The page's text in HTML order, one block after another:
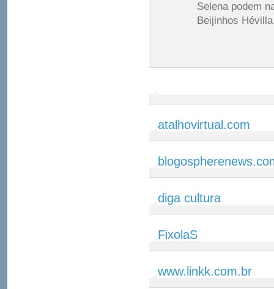
Selena podem
Beijinhos Hévilla
atalhovirtual.com
diga cultura
FixolaS
www.linkk.com.br